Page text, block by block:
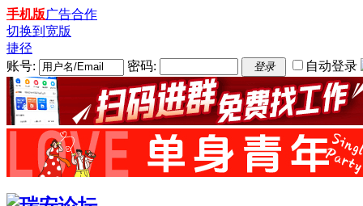
手机版广告合作
切换到宽版
捷径
账号:
密码: 登录 自动登录